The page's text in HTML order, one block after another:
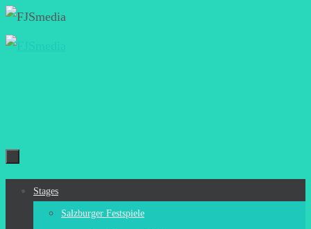
Zum
Inhalt
Zum
Stages
Salzburger Festspiele